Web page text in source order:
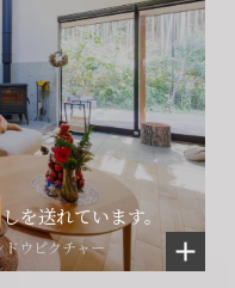
を送れています。
ドウピクチャー
についての
ら
い合わせ
様の
はこちら
み
に関する
ら
い合わせ